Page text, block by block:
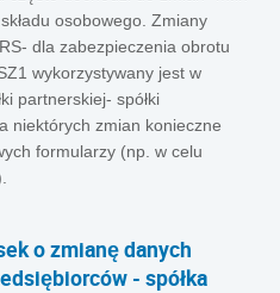
osobowego. Zmiany
dla zabezpieczenia obrotu
wykorzystywany jest w
partnerskiej- spółki
niektórych zmian konieczne
formularzy (np. w celu
o zmianę danych
- spółka